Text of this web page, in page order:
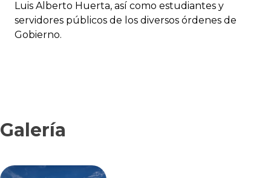
Luis Alberto Huerta, así como estudiantes y
servidores públicos de los diversos órdenes de
Gobierno.
Galería